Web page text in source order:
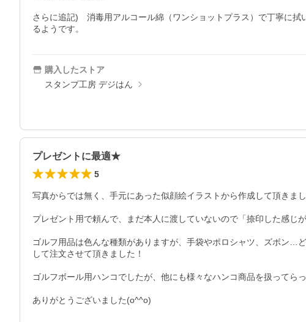
さらに追記)　消毒用アルコール綿（ワンショットプラス）で丁寧に
るようです。
購入したストア
スタンプ工房 デジはん
プレゼントに最適★
5
写真からでは無く、手元にあった似顔絵イラストから作成して頂き
プレゼント用で頼んで、まだ本人に渡していないので「捺印した感じ
ゴルフ用品は色んな種類がありますが、手袋やポロシャツ、ズボン…
して注文させて頂きました！
ゴルフボール用ハンコでしたが、他にも様々なハンコ商品を扱ってら
ありがとうございました(o^^o)